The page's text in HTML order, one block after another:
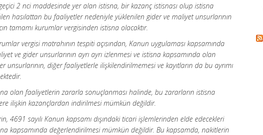
2 nci maddesinde yer alan istisna, bir kazanç istisnası olup istisna
hasılattan bu faaliyetler nedeniyle yüklenilen gider ve maliyet unsurlarının
tamamı kurumlar vergisinden istisna olacaktır.
vergisi matrahının tespiti açısından, Kanun uygulaması kapsamında
ve gider unsurlarının ayrı ayrı izlenmesi ve istisna kapsamında olan
unsurlarının, diğer faaliyetlerle ilişkilendirilmemesi ve kayıtların da bu ayrımı
olan faaliyetlerin zararla sonuçlanması halinde, bu zararların istisna
ilişkin kazançlardan indirilmesi mümkün değildir.
4691 sayılı Kanun kapsamı dışındaki ticari işlemlerinden elde edecekleri
kapsamında değerlendirilmesi mümkün değildir. Bu kapsamda, nakitlerin